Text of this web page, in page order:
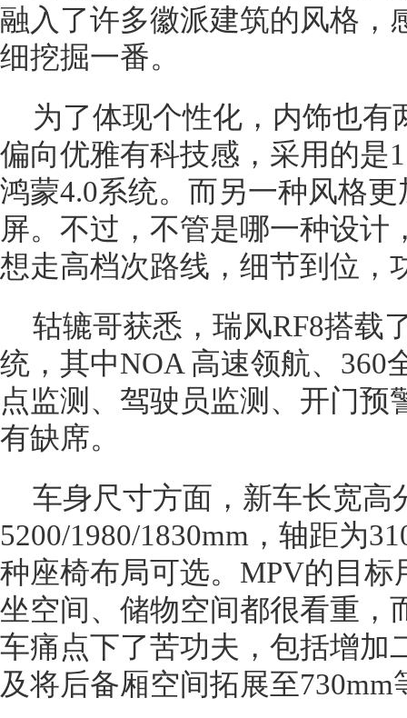
融入了许多徽派建筑的风格，
细挖掘一番。
为了体现个性化，内饰也
偏向优雅有科技感，采用的是
鸿蒙4.0系统。而另一种风格
屏。不过，不管是哪一种设计
想走高档次路线，细节到位，
轱辘哥获悉，瑞风RF8搭载
统，其中NOA 高速领航、360
点监测、驾驶员监测、开门预
有缺席。
车身尺寸方面，新车长宽高
5200/1980/1830mm，轴距为
种座椅布局可选。MPV的目
坐空间、储物空间都很看重，
车痛点下了苦功夫，包括增加
及将后备厢空间拓展至730mm